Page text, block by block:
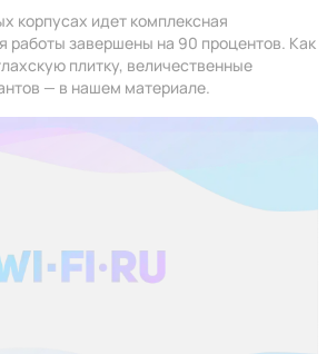
корпусах идет комплексная
работы завершены на 90 процентов. Как
плитку, величественные
— в нашем материале.